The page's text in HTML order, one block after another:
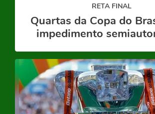
RETA FINAL
Quartas da Copa do
impedimento